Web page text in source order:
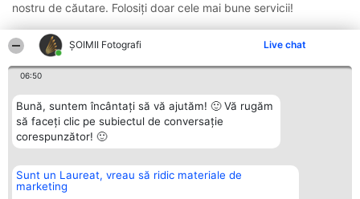
ȘOIMII Fotografi Live chat
06:50
Bună, suntem încântați să vă ajutăm! 🙂 Vă rugăm
să faceți clic pe subiectul de conversație
corespunzător! 🙂
Sunt un Laureat, vreau să ridic materiale de
marketing
nostru de căutare. Folosiți doar cele mai bune servicii!
Organizator Ranking
BRIGHT SOLUTIONS BR SRL
Plebiscyt Contact